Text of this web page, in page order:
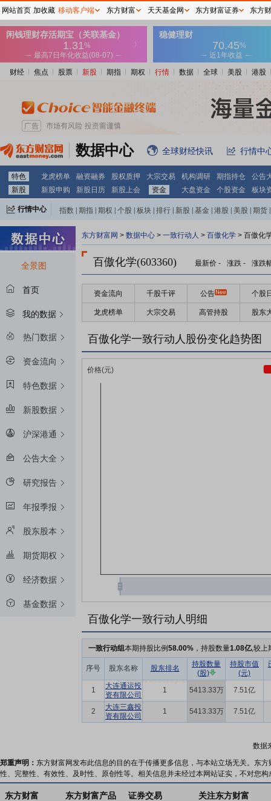
财经 焦点 股票 新股 期指 期权 行情 数据 全球 美股 港股
数据中心 全球财经快讯 行情中
特色 龙虎榜单 融资融券 股权质押 大宗交易 机构调研 期指持仓
公告
新股
新股申购 新股日历 新股上会 资金 大盘资金 个股资金 板块
行情中心 指数 期指 期权 个股 板块 排行 新股 基金 港股 美股 期货
全景图
首页
我的数据
热门数据
资金流向
特色数据
新股数据
沪深港通
公告大全
研究报告
年报季报
股东股本
期货期权
经济数据
基金数据
东方财富网 > 数据中心 > 一致行动人 > 百傲化学 > 百傲化
百傲化学(603360) 最新价 - 涨跌 - 涨跌
资金流向 千股千评 公告 个股
龙虎榜单 大宗交易 高管持股 股东
百傲化学一致行动人股份变化趋势图
百傲化学一致行动人明细
一致行动组本期持股比例58.00% ，持股数量1.08亿,较上
序号 股东名称 股东排名
持股数量
(股)
持股市值
(元)
1
大连通运投
资有限公司
1 5413.33万 7.51亿
2
大连三鑫投
资有限公司
1 5413.33万 7.51亿
数据
郑重声明： 东方财富网发布此信息的目的在于传播更多信息，与本站立场无关。东
性、完整性、有效性、及时性、原创性等。相关信息并未经过本网站证实，不对您
东方财富 东方财富产品 证券交易 关注东方财富
网站首页 加收藏 移动客户端 东方财富 天天基金网 东方财富证券 东方